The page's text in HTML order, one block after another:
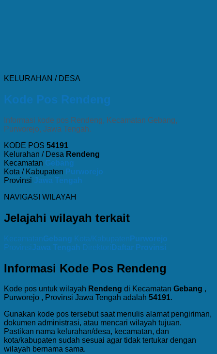
KELURAHAN / DESA
Kode Pos Rendeng
Informasi kode pos Rendeng, Kecamatan Gebang,
Purworejo, Jawa Tengah.
KODE POS 54191
Kelurahan / Desa Rendeng
Kecamatan Gebang
Kota / Kabupaten Purworejo
Provinsi Jawa Tengah
NAVIGASI WILAYAH
Jelajahi wilayah terkait
KecamatanGebang Kota/Kabupaten Purworejo
ProvinsiJawa Tengah Direktori Daftar Provinsi
Informasi Kode Pos Rendeng
Kode pos untuk wilayah Rendeng di Kecamatan Gebang ,
Purworejo , Provinsi Jawa Tengah adalah 54191.
Gunakan kode pos tersebut saat menulis alamat pengiriman,
dokumen administrasi, atau mencari wilayah tujuan.
Pastikan nama kelurahan/desa, kecamatan, dan
kota/kabupaten sudah sesuai agar tidak tertukar dengan
wilayah bernama sama.